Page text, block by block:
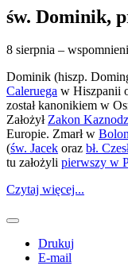
św. Dominik,
8 sierpnia –
Dominik (hiszp.
Caleruega w Hiszpanii
został kanonikiem w
ZałożyłZakon
Europie. Zmarł w
(św. Jacek oraz bł.
tu założyli pierwszy w
Czytaj więcej...
Drukuj
E-mail